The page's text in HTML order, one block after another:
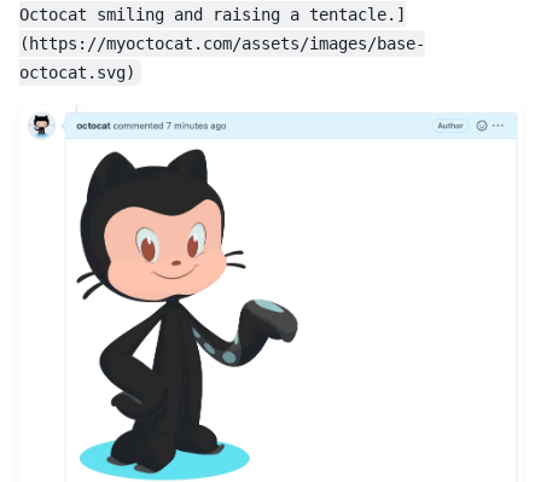
Octocat smiling and raising a tentacle.]
(https://myoctocat.com/assets/images/base-
octocat.svg)